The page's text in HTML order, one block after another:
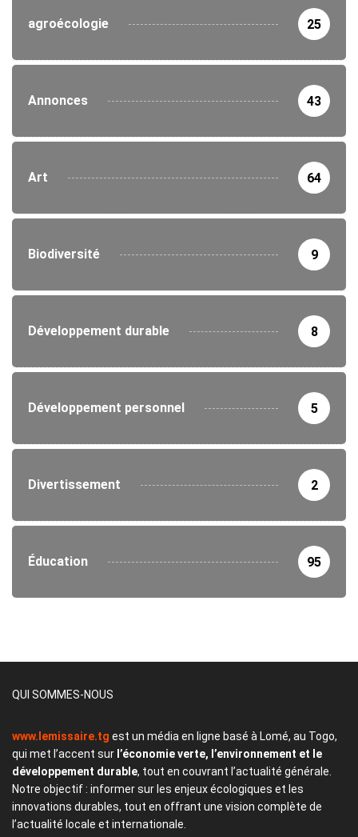
agroécologie 25
Annonces 43
Art 64
Biodiversité 9
Développement durable 8
Développement personnel 5
Divertissement 2
Éducation 95
QUI SOMMES-NOUS
www.lemissaire.tg est un média en ligne basé à Lomé, au Togo,
qui met l’accent sur l’économie verte, l’environnement et le
développement durable, tout en couvrant l’actualité générale.
Notre objectif : informer sur les enjeux écologiques et les
innovations durables, tout en offrant une vision complète de
l’actualité locale et internationale.